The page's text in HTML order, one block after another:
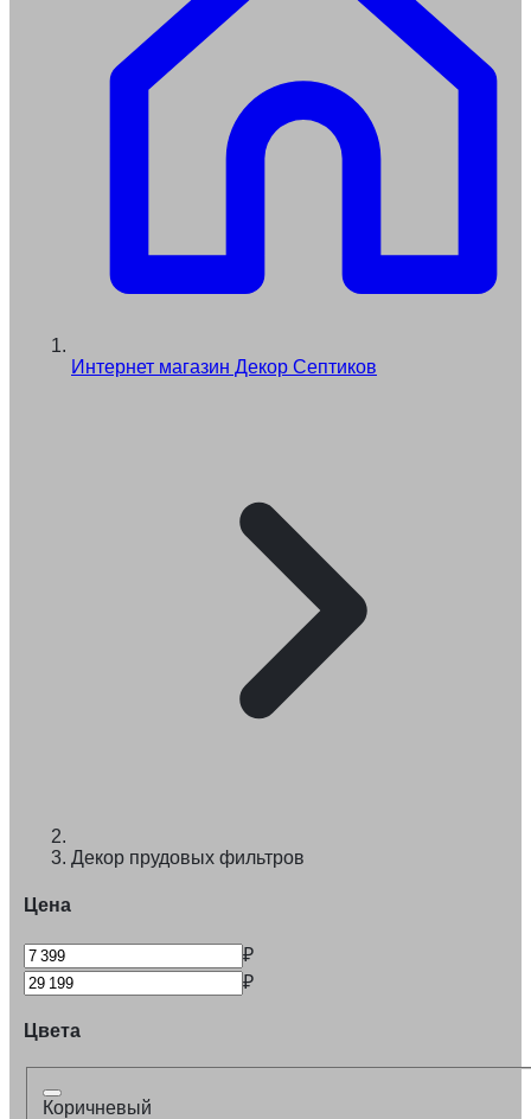
Интернет магазин Декор Септиков
Декор прудовых фильтров
Цена
₽
₽
Цвета
Коричневый